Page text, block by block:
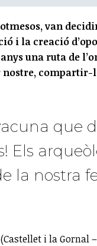
van
i la creació
una ruta de
nostre,
que
Els
la nostra
i la Gornal –